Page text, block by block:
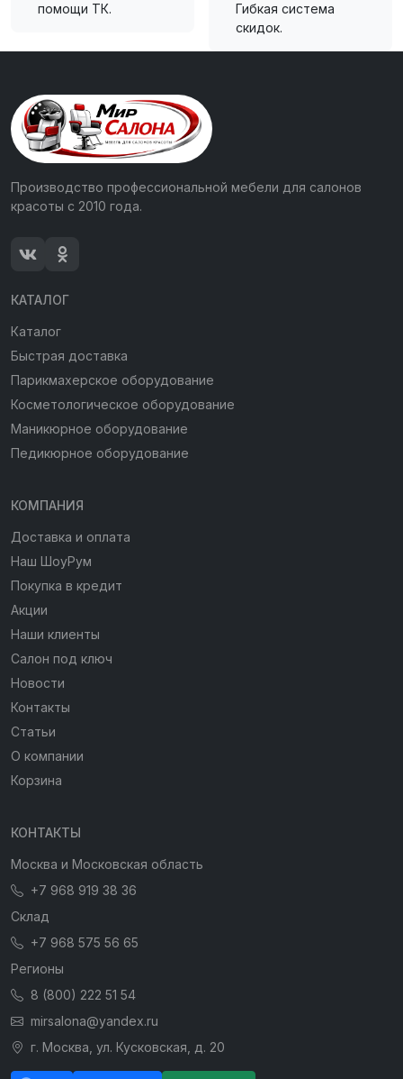
помощи ТК.
Гибкая система
скидок.
Производство профессиональной мебели для салонов
красоты с 2010 года.
КАТАЛОГ
Каталог
Быстрая доставка
Парикмахерское оборудование
Косметологическое оборудование
Маникюрное оборудование
Педикюрное оборудование
КОМПАНИЯ
Доставка и оплата
Наш ШоуРум
Покупка в кредит
Акции
Наши клиенты
Салон под ключ
Новости
Контакты
Статьи
О компании
Корзина
КОНТАКТЫ
Москва и Московская область
+7 968 919 38 36
Склад
+7 968 575 56 65
Регионы
8 (800) 222 51 54
mirsalona@yandex.ru
г. Москва, ул. Кусковская, д. 20